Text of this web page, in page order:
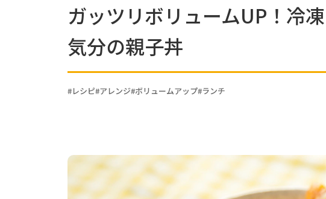
ガッツリボリュームUP！冷
気分の親子丼
レシピ アレンジ ボリュームアップ ランチ